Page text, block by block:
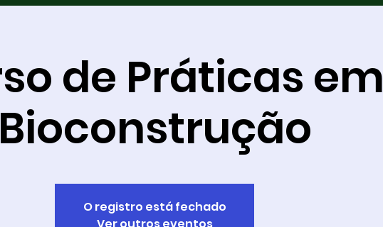
de Práticas em
Bioconstrução
O registro está fechado
Ver outros eventos